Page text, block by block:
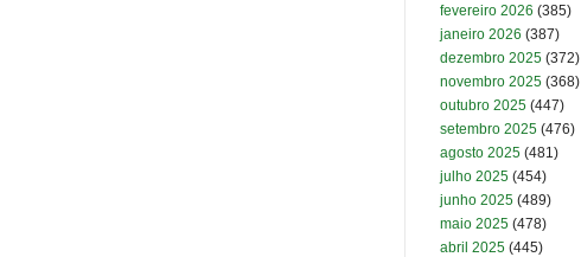
fevereiro 2026 (385)
janeiro 2026 (387)
dezembro 2025 (372)
novembro 2025 (368)
outubro 2025 (447)
setembro 2025 (476)
agosto 2025 (481)
julho 2025 (454)
junho 2025 (489)
maio 2025 (478)
abril 2025 (445)